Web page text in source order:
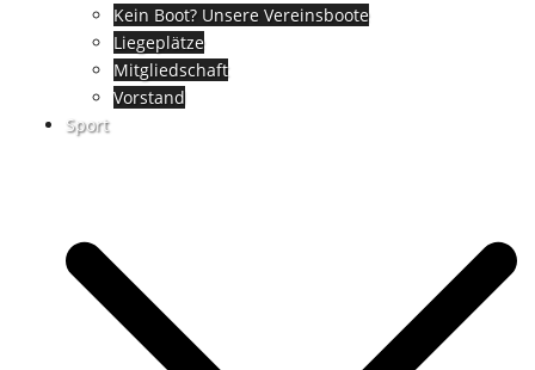
Kein Boot? Unsere Vereinsboote
Liegeplätze
Mitgliedschaft
Vorstand
Sport